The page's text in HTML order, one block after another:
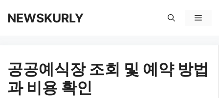
로
건
NEWSKURLY
메
공공예식장 조회 및 예약 방법
과 비용 확인